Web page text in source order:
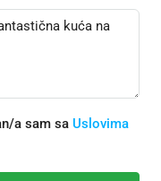
a sam sa Uslovima